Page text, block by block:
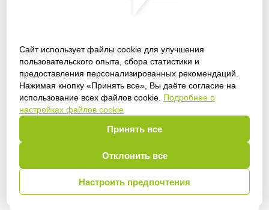
Сайт использует файлы cookie для улучшения
пользовательского опыта, сбора статистики и
предоставления персонализированных рекомендаций.
Нажимая кнопку «Принять все», Вы даёте согласие на
использование всех файлов cookie. Подробнее о
настройках файлов cookie
Принять все
Отклонить все
Настроить предпочтения
Получить доступ